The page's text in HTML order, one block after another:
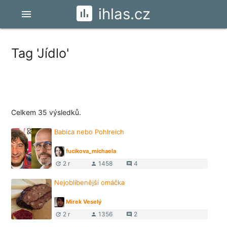
ihlas.cz
menu
Tag 'Jídlo'
Celkem 35 výsledků.
Babica nebo Pohlreich
fucikova_michaela
update 2 r person 1458 comment 4
Nejoblíbenější omáčka
Mirek Veselý
update 2 r person 1356 comment 2